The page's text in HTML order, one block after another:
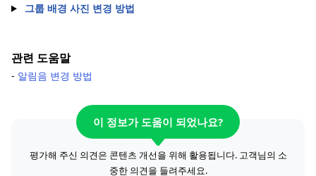
그룹 배경 사진 변경 방법
관련 도움말
- 알림음 변경 방법
이 정보가 도움이 되었나요?
평가해 주신 의견은 콘텐츠 개선을 위해 활용됩니다. 고객님의 소
중한 의견을 들려주세요.